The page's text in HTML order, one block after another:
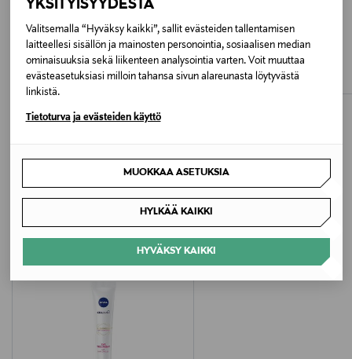
YKSITYISYYDESTÄ
Valitsemalla “Hyväksy kaikki”, sallit evästeiden tallentamisen
laitteellesi sisällön ja mainosten personointia, sosiaalisen median
ominaisuuksia sekä liikenteen analysointia varten. Voit muuttaa
evästeasetuksiasi milloin tahansa sivun alareunasta löytyvästä
linkistä.
Tietoturva ja evästeiden käyttö
MUOKKAA ASETUKSIA
HYLKÄÄ KAIKKI
HYVÄKSY KAIKKI
Valmistaja
Beiersdorf Oy
Valmistajan osoite
PL 91, 20101 Turku, Finland
Digitaalinen osoite
kuluttajapalvelu@beiersdorf.com
NIVEA
Anti-Wrinkle Power Extra Firming Day
Cream -päivävoide
Original Price
17,50 €
MIZON
Collagen Power Firming Enriched
Cream -kasvovoide 50 ml
Original Price
29,90 €
LISÄÄ KIINNOSTAVIA
TUOTTEITA